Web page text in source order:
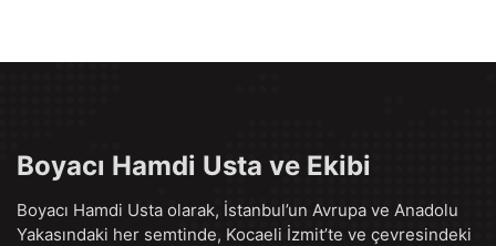
Boyacı Hamdi Usta ve Ekibi
Boyacı Hamdi Usta olarak, İstanbul’un Avrupa ve Anadolu
Yakasındaki her semtinde, Kocaeli İzmit’te ve çevresindeki